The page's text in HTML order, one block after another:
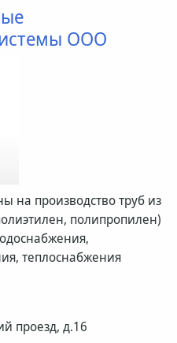
ООО
на производство труб из
полипропилен)
теплоснабжения
проезд, д.16